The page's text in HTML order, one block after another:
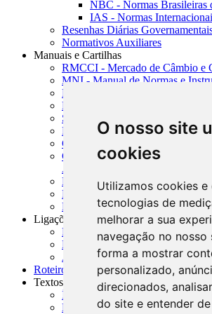
O nosso site
cookies
Utilizamos cookies e
tecnologias de
melhorar a sua
navegação no nosso
forma a mostrar
personalizado,
direcionados,
do site e entender
NBC - Normas Brasileiras
IAS - Normas
Resenhas Diárias
Normativos Auxiliares
Manuais e Cartilhas
RMCCI - Mercado de Câmbio e
MNI - Manual de Normas e
MTVM - Manual de Títulos e
MCR - Manual de Crédito Rural
SISORF - Manual de
MASUP - Manual de Supervisão
CADOC - Catálogo de
CNAE-CONCLA - Classificação
Atividades Econômicas
PMF - Cartilhas do BCB
Manuais Auxiliares do BCB e
Resenhas Diárias
Ligações Externas
Links Úteis
Presidência da República
Agências Nacionais Reguladoras
Roteiros para Estudos
Textos
Índice de Textos
Editorial